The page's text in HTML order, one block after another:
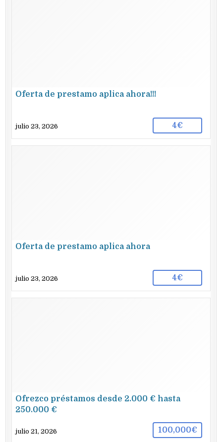
Oferta de prestamo aplica ahora!!!
julio 23, 2026 4€
Oferta de prestamo aplica ahora
julio 23, 2026 4€
Ofrezco préstamos desde 2.000 € hasta
250.000 €
julio 21, 2026 100,000€